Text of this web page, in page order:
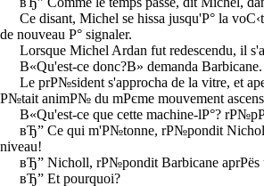
Ce disant, Michel se hissa jusqu'Р° la
de nouveau Р° signaler.
Lorsque Michel Ardan fut redescendu, il
В«Qu'est-ce donc?В» demanda Barbicane.
Le prР№sident s'approcha de la vitre, et
Р№tait animР№ du mРєme mouvement
В«Qu'est-ce que cette machine-lР°?
вЂ” Ce qui m'Р№tonne, rР№pondit Nicholl,
niveau!
вЂ” Nicholl, rР№pondit Barbicane aprРёs
вЂ” Et pourquoi?